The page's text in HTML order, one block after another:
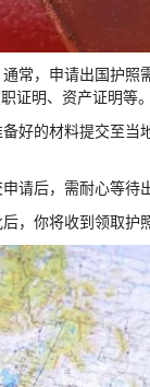
常，申请出国护照
证明、资产证明等。
好的材料提交至当
请后，需耐心等待
，你将收到领取护